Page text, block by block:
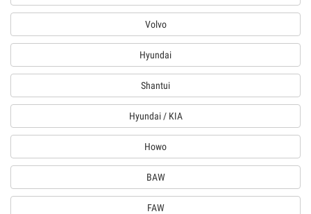
Volvo
Hyundai
Shantui
Hyundai / KIA
Howo
BAW
FAW